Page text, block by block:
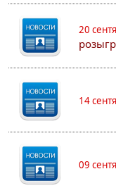
20
14
09